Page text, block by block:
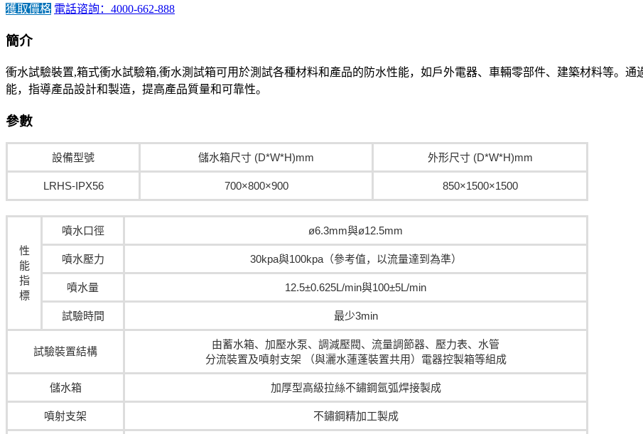
獲取價格 電話谘詢：4000-662-888
簡介
衝水試驗裝置,箱式衝水試驗箱,衝水測試箱可用於測試各種材料和產品的防水性能，如戶外電器、車輛零部件、建築材料等。
能，指導產品設計和製造，提高產品質量和可靠性。
參數
設備型號 儲水箱尺寸 (D*W*H)mm 外形尺寸 (D*W*H)mm
LRHS-IPX56 700×800×900 850×1500×1500
性
能
指
標
噴水口徑 ø6.3mm與ø12.5mm
噴水壓力 30kpa與100kpa（參考值，以流量達到為準）
噴水量 12.5±0.625L/min與100±5L/min
試驗時間 最少3min
試驗裝置結構
由蓄水箱、加壓水泵、調減壓閥、流量調節器、壓力表、水管
分流裝置及噴射支架 （與灑水蓮蓬裝置共用）電器控製箱等組成
儲水箱 加厚型高級拉絲不鏽鋼氬弧焊接製成
噴射支架 不鏽鋼精加工製成